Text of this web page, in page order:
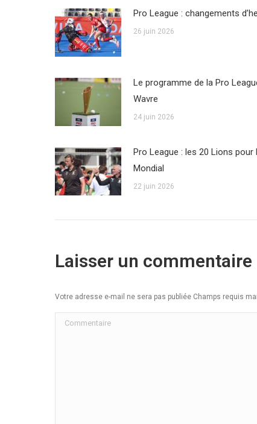
Pro League : changements
26 juin 2026
Le programme de la Pro
Wavre
24 juin 2026
Pro League : les 20 Lions pour
Mondial
22 juin 2026
Laisser un commentaire
Votre adresse e-mail ne sera pas publiée Champs requis
Commentaire